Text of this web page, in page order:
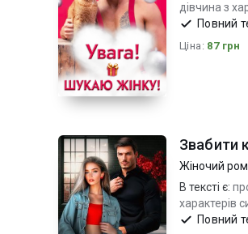
дівчина з
Ціна: 87 грн
Звабити
Жіночий
любовний
В тексті є:
характерів
з першим